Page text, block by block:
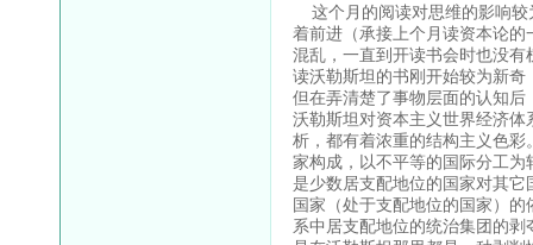
这个月的阅读对思维的影响
着前进（承接上个月读资本论
混乱，一直到开读书会时也没
读沃勒斯坦的书刚开始较为新
但在弄清楚了事物层面的认知
沃勒斯坦对资本主义世界经济
析，都有着浓重的结构主义色
家构成，以不平等的国际分工
是少数居支配地位的国家对其
国家（处于支配地位的国家）
系中居支配地位的统治集团的